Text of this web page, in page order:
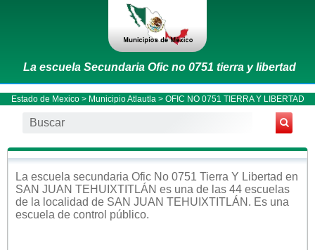
La escuela Secundaria Ofic no 0751 tierra y libertad
Estado de Mexico> Municipio Atlautla > OFIC NO 0751 TIERRA Y LIBERTAD
La escuela secundaria Ofic No 0751 Tierra Y Libertad en
SAN JUAN TEHUIXTITLÁN es una de las 44 escuelas
de la localidad de SAN JUAN TEHUIXTITLÁN . Es una
escuela de control público.